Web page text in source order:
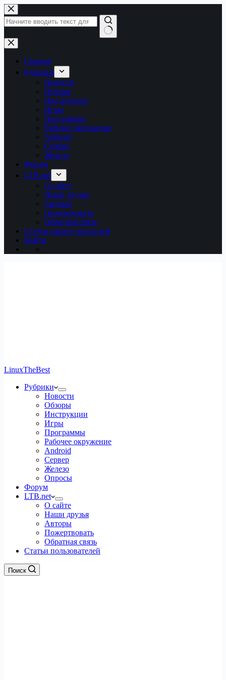
Перейти
к
сути
Ничего
не
найденоГлавная
Рубрики
Новости
Обзоры
Инструкции
Игры
Программы
Рабочее окружение
Android
Сервер
Железо
Форум
LTB.net
О сайте
Наши друзья
Авторы
Пожертвовать
Обратная связь
Статьи наших читателей
Войти
LinuxTheBest
Рубрики
Новости
Обзоры
Инструкции
Игры
Программы
Рабочее окружение
Android
Сервер
Железо
Опросы
Форум
LTB.net
О сайте
Наши друзья
Авторы
Пожертвовать
Обратная связь
Статьи пользователей
Поиск